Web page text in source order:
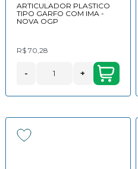
ARTICULADOR PLASTICO
TIPO GARFO COM IMA -
NOVA OGP
R$ 70,28
- +